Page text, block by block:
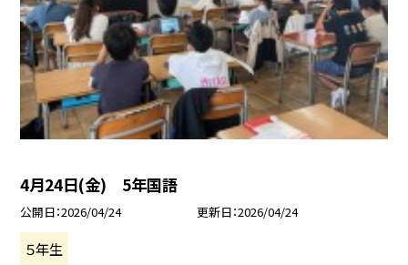
4月24日(金) 5年国語
公開日 2026/04/24 更新日 2026/04/24
５年生